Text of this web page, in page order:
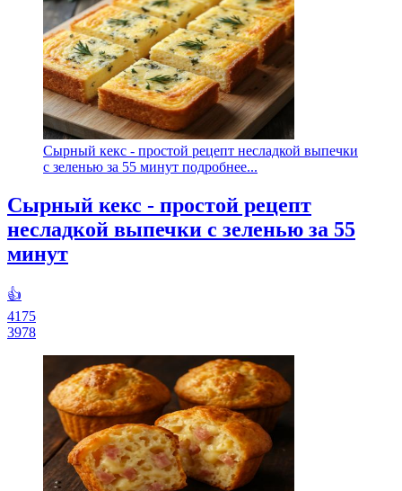
Сырный кекс - простой рецепт несладкой выпечки
с зеленью за 55 минут подробнее...
Сырный кекс - простой рецепт
несладкой выпечки с зеленью за 55
минут
👍
4175
3978